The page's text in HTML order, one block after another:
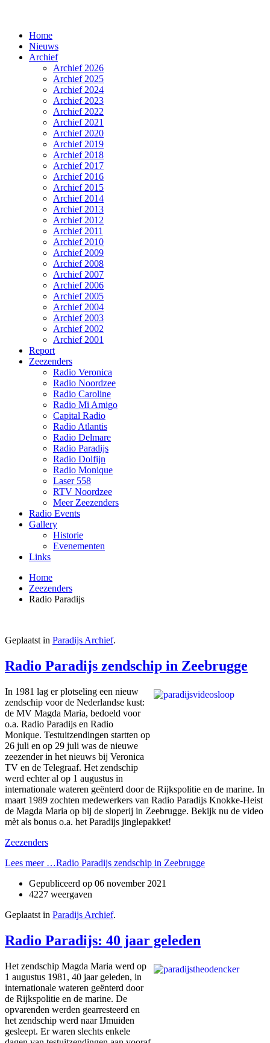
Home
Nieuws
Archief
Archief 2026
Archief 2025
Archief 2024
Archief 2023
Archief 2022
Archief 2021
Archief 2020
Archief 2019
Archief 2018
Archief 2017
Archief 2016
Archief 2015
Archief 2014
Archief 2013
Archief 2012
Archief 2011
Archief 2010
Archief 2009
Archief 2008
Archief 2007
Archief 2006
Archief 2005
Archief 2004
Archief 2003
Archief 2002
Archief 2001
Report
Zeezenders
Radio Veronica
Radio Noordzee
Radio Caroline
Radio Mi Amigo
Capital Radio
Radio Atlantis
Radio Delmare
Radio Paradijs
Radio Dolfijn
Radio Monique
Laser 558
RTV Noordzee
Meer Zeezenders
Radio Events
Gallery
Historie
Evenementen
Links
Home
Zeezenders
Radio Paradijs
Geplaatst in Paradijs Archief.
Radio Paradijs zendschip in Zeebrugge
In 1981 lag er plotseling een nieuw
zendschip voor de Nederlandse kust:
de MV Magda Maria, bedoeld voor
o.a. Radio Paradijs en Radio
Monique. Testuitzendingen startten op
26 juli en op 29 juli was de nieuwe
zeezender in het nieuws bij Veronica
TV en de Telegraaf. Het zendschip
werd echter al op 1 augustus in
internationale wateren geënterd door de Rijkspolitie en de marine. In
maart 1989 zochten medewerkers van Radio Paradijs Knokke-Heist
de Magda Maria op bij de sloperij in Zeebrugge. Bekijk nu de video
mèt als bonus o.a. het Paradijs jinglepakket!
Zeezenders
Lees meer …Radio Paradijs zendschip in Zeebrugge
Gepubliceerd op 06 november 2021
4227 weergaven
Geplaatst in Paradijs Archief.
Radio Paradijs: 40 jaar geleden
Het zendschip Magda Maria werd op
1 augustus 1981, 40 jaar geleden, in
internationale wateren geënterd door
de Rijkspolitie en de marine. De
opvarenden werden gearresteerd en
het zendschip werd naar IJmuiden
gesleept. Er waren slechts enkele